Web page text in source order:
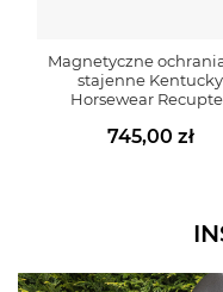
Magnetyczne
stajenne Kentucky
Horsewear
745,00 zł